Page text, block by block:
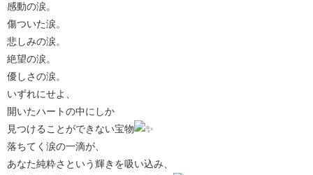
感動の涙。
傷ついた涙。
悲しみの涙。
絶望の涙。
優しさの涙。
いずれにせよ、
開いたハートの中にしか
見つけることができない宝物
落ちてく涙の一滴が、
あなた純粋さという輝きを吸い込み、